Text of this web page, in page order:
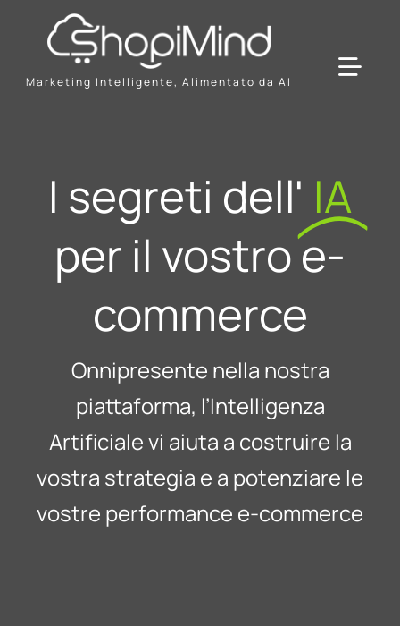
Marketing Intelligente, Alimentato da AI
Resources & Partners
Offerte
I segreti dell' IA
per il vostro e-
commerce
Onnipresente nella nostra
piattaforma, l’Intelligenza
Artificiale vi aiuta a costruire la
vostra strategia e a potenziare le
vostre performance e-commerce